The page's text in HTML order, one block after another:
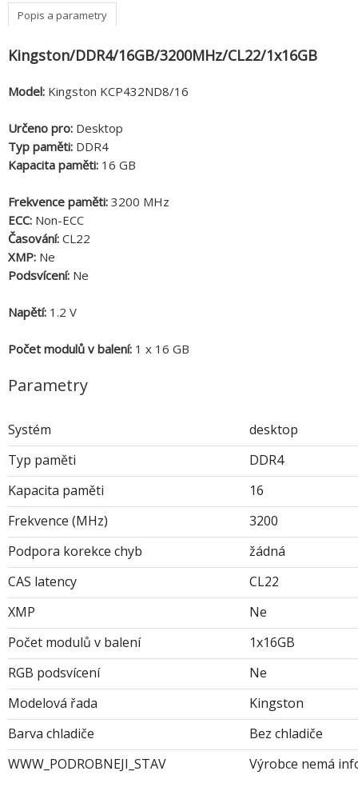
Popis a parametry
Kingston/DDR4/16GB/3200MHz/CL22/1x16GB
Model: Kingston KCP432ND8/16
Určeno pro: Desktop
Typ paměti: DDR4
Kapacita paměti: 16 GB
Frekvence paměti: 3200 MHz
ECC: Non-ECC
Časování: CL22
XMP: Ne
Podsvícení: Ne
Napětí: 1.2 V
Počet modulů v balení: 1 x 16 GB
Parametry
Systém
desktop
Typ paměti
DDR4
Kapacita paměti
16
Frekvence (MHz)
3200
Podpora korekce chyb
žádná
CAS latency
CL22
XMP
Ne
Počet modulů v balení
1x16GB
RGB podsvícení
Ne
Modelová řada
Kingston
Barva chladiče
Bez chladiče
WWW_PODROBNEJI_STAV
Výrobce nemá